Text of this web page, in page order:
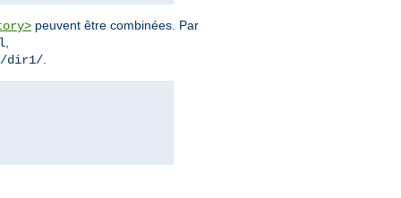
peuvent être combinées. Par
,
dir1/.